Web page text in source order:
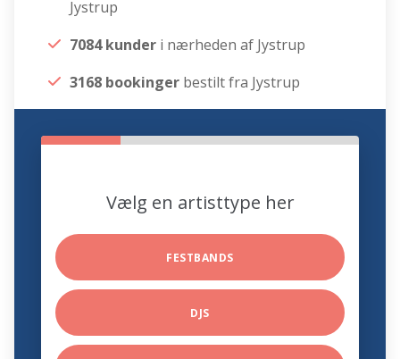
Jystrup
7084 kunder i nærheden af Jystrup
3168 bookinger bestilt fra Jystrup
Vælg en artisttype her
FESTBANDS
DJS